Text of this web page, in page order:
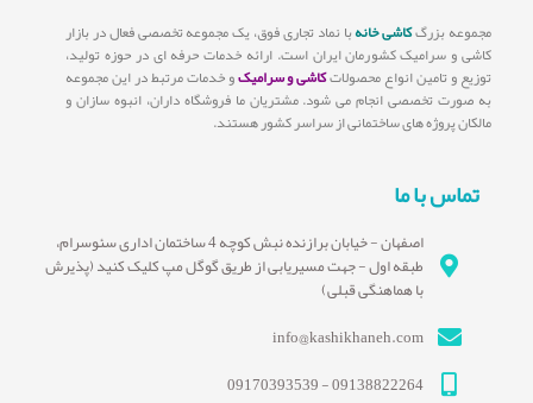
مجموعه بزرگکاشی خانهبا نماد تجاری فوق، یک مجموعه تخصصی فعال در بازار
کاشی و سرامیک کشورمان ایران است. ارائه خدمات حرفه ای در حوزه تولید،
توزیع و تامین انواع محصولاتکاشی و سرامیکو خدمات مرتبط در این مجموعه
به صورت تخصصی انجام می شود. مشتریان ما فروشگاه داران، انبوه سازان و
مالکان پروژه های ساختمانی از سراسر کشور هستند.
تماس با ما
اصفهان - خیابان برازنده نبش کوچه 4 ساختمان اداری سئوسرام،
طبقه اول - جهت مسیریابی از طریق گوگل مپ کلیک کنید (پذیرش
با هماهنگی قبلی)
info@kashikhaneh.com
09138822264 - 09170393539